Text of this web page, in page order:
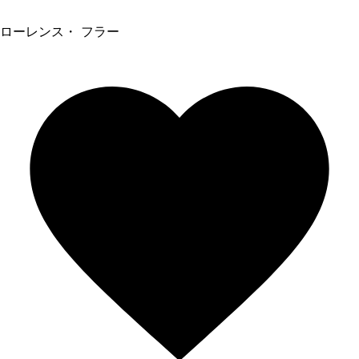
ローレンス・ フラー